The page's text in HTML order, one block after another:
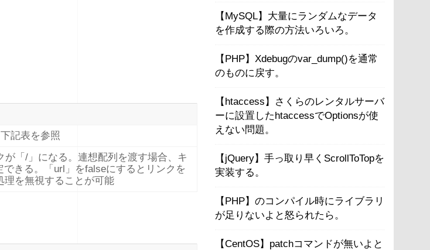
記表を参照
「/」になる。連想配列を渡す場合、キ
きる。「url」をfalseにするとリンクを
理を無視することが可能
【MySQL】大量にランダムなデータ
を作成する際の方法いろいろ。
【PHP】Xdebugのvar_dump()を通常
のものに戻す。
【htaccess】さくらのレンタルサーバ
ーに設置したhtaccessでOptionsが使
えない問題。
【jQuery】手っ取り早くScrollToTopを
実装する。
【PHP】のコンパイル時にライブラリ
が足りないよと怒られたら。
【CentOS】patchコマンドが無いよと